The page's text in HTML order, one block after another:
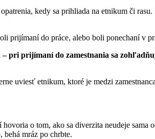
kedy sa prihliada na etnikum či
prijímaní do práce, alebo boli ponechaní v
pri prijímaní do zamestnania sa
uviesť etnikum, ktoré je medzi
o tom, ako sa diverzita neudeje
mráz po chrbte.